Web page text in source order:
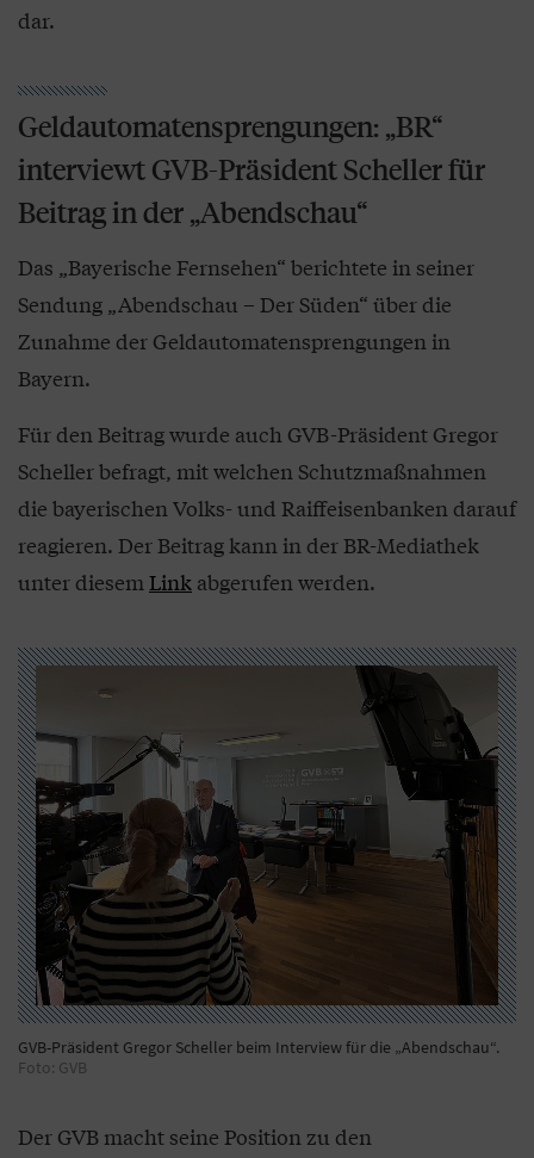
dar.
Geldautomatensprengungen: „BR“
interviewt GVB-Präsident Scheller für
Beitrag in der „Abendschau“
Das „Bayerische Fernsehen“ berichtete in seiner
Sendung „Abendschau – Der Süden“ über die
Zunahme der Geldautomatensprengungen in
Bayern.
Für den Beitrag wurde auch GVB-Präsident Gregor
Scheller befragt, mit welchen Schutzmaßnahmen
die bayerischen Volks- und Raiffeisenbanken darauf
reagieren. Der Beitrag kann in der BR-Mediathek
unter diesem Link abgerufen werden.
GVB-Präsident Gregor Scheller beim Interview für die „Abendschau“.
Foto: GVB
Der GVB macht seine Position zu den